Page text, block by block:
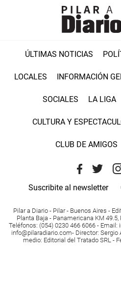
ÚLTIMAS NOTICIAS
LOCALES INFORMACIÓN
SOCIALES LA LIGA
CULTURA Y
CLUB DE AMIGOS
Suscribite al newsletter
Pilar a Diario - Pilar - Buenos Aires -
Planta Baja - Panamericana KM 49.5,
Teléfonos: (054) 0230 466 6066 - Email :
info@pilaradiario.com- Director: Sergio
medio: Editorial del Tratado SRL -